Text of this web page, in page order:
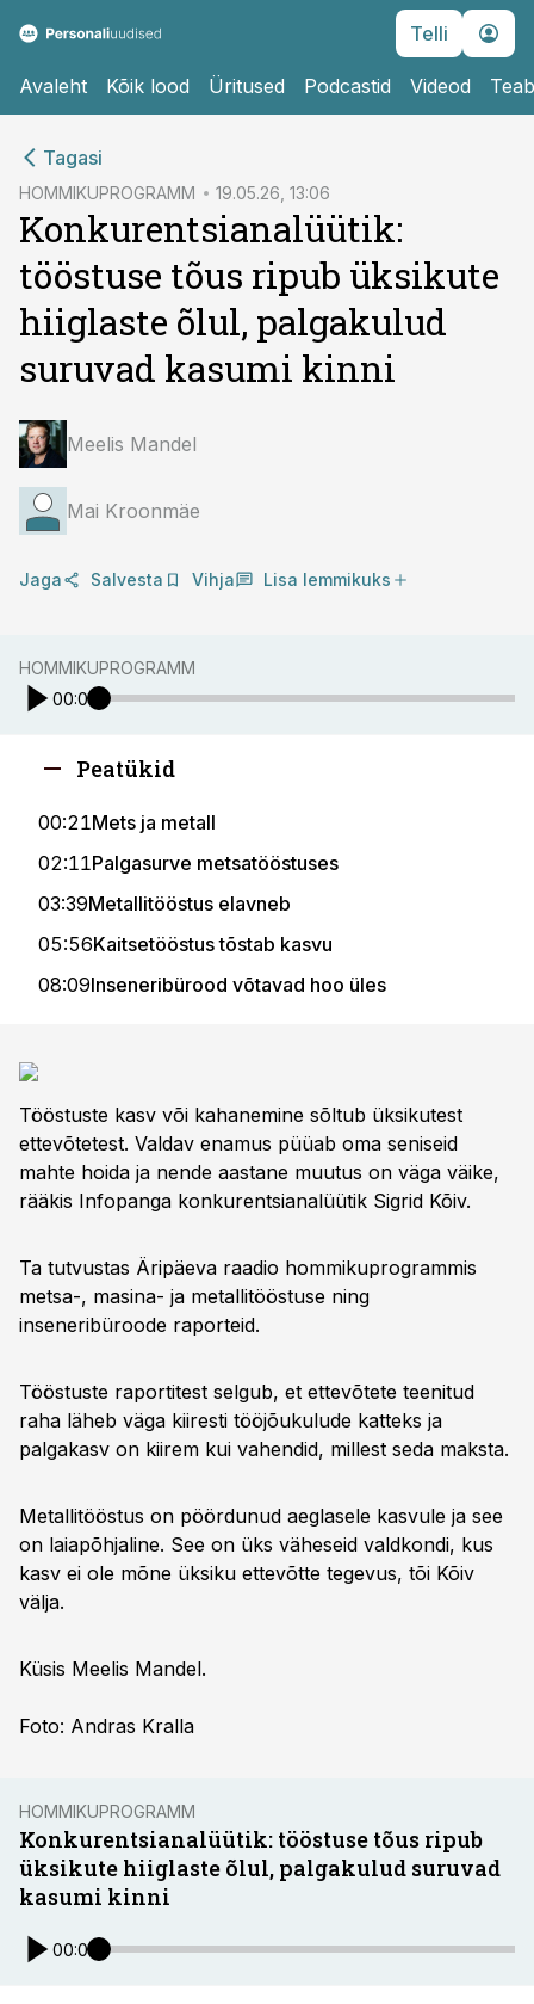
Telli
Avaleht Kõik lood Üritused Podcastid Videod
Tagasi
HOMMIKUPROGRAMM 19.05.26, 13:06
Konkurentsianalüütik:
tööstuse tõus ripub üksikute
hiiglaste õlul, palgakulud
suruvad kasumi kinni
Meelis Mandel
Mai Kroonmäe
Jaga Salvesta Vihja Lisa lemmikuks
HOMMIKUPROGRAMM
00:00
Peatükid
00:21Mets ja metall
02:11Palgasurve metsatööstuses
03:39Metallitööstus elavneb
05:56Kaitsetööstus tõstab kasvu
08:09Inseneribürood võtavad hoo üles
Tööstuste kasv või kahanemine sõltub üksikutest
ettevõtetest. Valdav enamus püüab oma seniseid
mahte hoida ja nende aastane muutus on väga väike,
rääkis Infopanga konkurentsianalüütik Sigrid Kõiv.
Ta tutvustas Äripäeva raadio hommikuprogrammis
metsa-, masina- ja metallitööstuse ning
inseneribüroode raporteid.
Tööstuste raportitest selgub, et ettevõtete teenitud
raha läheb väga kiiresti tööjõukulude katteks ja
palgakasv on kiirem kui vahendid, millest seda maksta.
Metallitööstus on pöördunud aeglasele kasvule ja see
on laiapõhjaline. See on üks väheseid valdkondi, kus
kasv ei ole mõne üksiku ettevõtte tegevus, tõi Kõiv
välja.
Küsis Meelis Mandel.
Foto: Andras Kralla
HOMMIKUPROGRAMM
Konkurentsianalüütik: tööstuse tõus ripub
üksikute hiiglaste õlul, palgakulud suruvad
kasumi kinni
00:00